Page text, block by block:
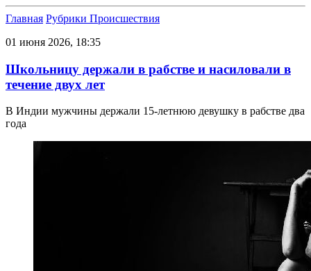
Главная Рубрики Происшествия
01 июня 2026, 18:35
Школьницу держали в рабстве и насиловали в
течение двух лет
В Индии мужчины держали 15-летнюю девушку в рабстве два
года